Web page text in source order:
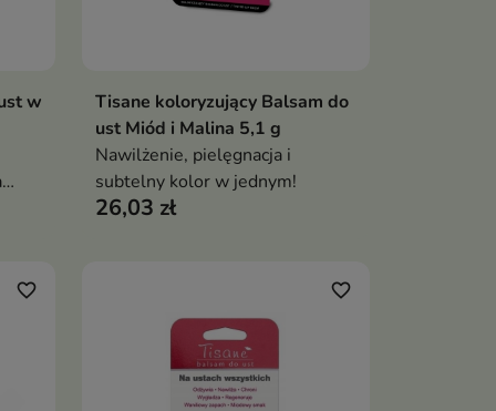
w
Dodaj do koszyka
Tisane koloryzujący Balsam do
ust Miód i Malina 5,1 g
Nawilżenie, pielęgnacja i
subtelny kolor w jednym!
26,03 zł
favorite_border favorite_border